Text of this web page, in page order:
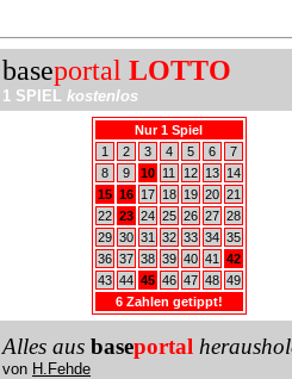
baseportal LOTTO
1 SPIEL kostenlos
Nur 1 Spiel
1
2 3 4 5 6
7
8
9 10 11 12 13
14
15 16 17 18 19 20 21
22 23 24 25 26 27 28
29 30 31 32 33 34 35
36 37 38 39 40 41
42
43 44 45 46 47 48 49
6 Zahlen getippt!
Alles aus baseportal
von H.Fehde